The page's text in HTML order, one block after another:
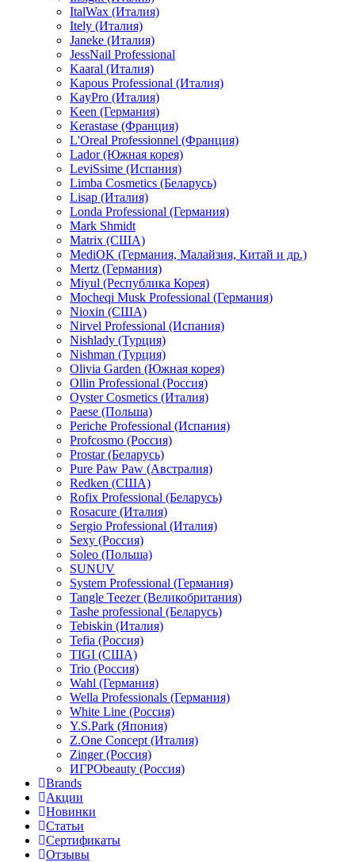
ItalWax (Италия)
Itely (Италия)
Janeke (Италия)
JessNail Professional
Kaaral (Италия)
Kapous Professional (Италия)
KayPro (Италия)
Keen (Германия)
Kerastase (Франция)
L'Oreal Professionnel (Франция)
Lador (Южная корея)
LeviSsime (Испания)
Limba Cosmetics (Беларусь)
Lisap (Италия)
Londa Professional (Германия)
Mark Shmidt
Matrix (США)
MediOK (Германия, Малайзия, Китай и др.)
Mertz (Германия)
Miyul (Республика Корея)
Mocheqi Musk Professional (Германия)
Nioxin (США)
Nirvel Professional (Испания)
Nishlady (Турция)
Nishman (Турция)
Olivia Garden (Южная корея)
Ollin Professional (Россия)
Oyster Cosmetics (Италия)
Paese (Польша)
Periche Professional (Испания)
Profcosmo (Россия)
Prostar (Беларусь)
Pure Paw Paw (Австралия)
Redken (США)
Rofix Professional (Беларусь)
Rosacure (Италия)
Sergio Professional (Италия)
Sexy (Россия)
Soleo (Польша)
SUNUV
System Professional (Германия)
Tangle Teezer (Великобритания)
Tashe professional (Беларусь)
Tebiskin (Италия)
Tefia (Россия)
TIGI (США)
Trio (Россия)
Wahl (Германия)
Wella Professionals (Германия)
White Line (Россия)
Y.S.Park (Япония)
Z.One Concept (Италия)
Zinger (Россия)
ИГРОbeauty (Россия)
Brands
Акции
Новинки
Статьи
Сертификаты
Отзывы